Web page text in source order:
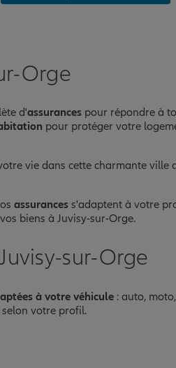
Orge
d'assurances pour répondre à
pour protéger votre
vie dans cette charmante ville
assurances s'adaptent à votre
biens à Juvisy-sur-Orge.
sur-Orge
à votre véhicule : auto,
votre profil.